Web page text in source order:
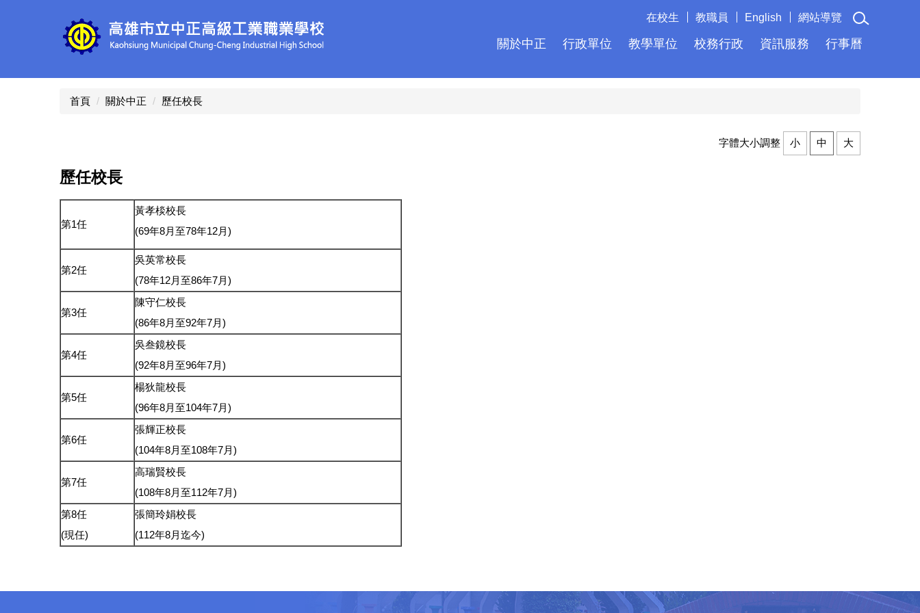
關於中正 行政單位 教學單位 校務行政 資訊服務 行事曆
在校生 教職員 English 網站導覽
首頁 關於中正 歷任校長
字體大小調整 小 中 大
歷任校長
第1任
黃孝棪校長
(69年8月至78年12月)
第2任
吳英常校長
(78年12月至86年7月)
第3任
陳守仁校長
(86年8月至92年7月)
第4任
吳叁鏡校長
(92年8月至96年7月)
第5任
楊狄龍校長
(96年8月至104年7月)
第6任
張輝正校長
(104年8月至108年7月)
第7任
高瑞賢校長
(108年8月至112年7月)
第8任
(現任)
張簡玲娟校長
(112年8月迄今)